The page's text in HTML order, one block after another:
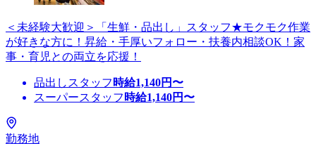
＜未経験大歓迎＞「生鮮・品出し」スタッフ★モクモク作業
が好きな方に！昇給・手厚いフォロー・扶養内相談OK！家
事・育児との両立を応援！
品出しスタッフ 時給1,140円〜
スーパースタッフ 時給1,140円〜
勤務地